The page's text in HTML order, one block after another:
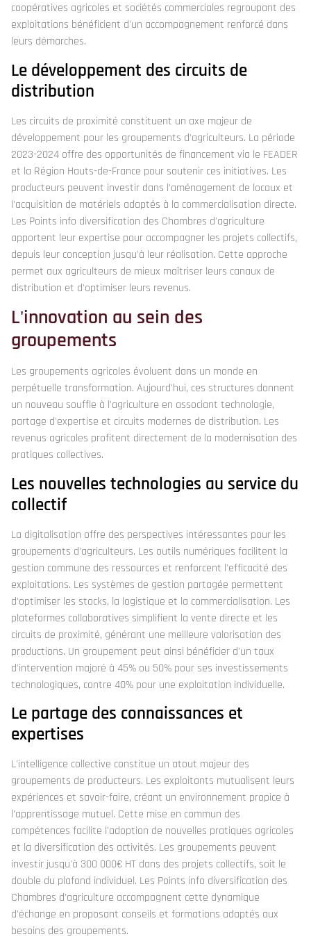
coopératives agricoles et sociétés commerciales regroupant des
exploitations bénéficient d'un accompagnement renforcé dans
leurs démarches.
Le développement des circuits de
distribution
Les circuits de proximité constituent un axe majeur de
développement pour les groupements d'agriculteurs. La période
2023-2024 offre des opportunités de financement via le FEADER
et la Région Hauts-de-France pour soutenir ces initiatives. Les
producteurs peuvent investir dans l'aménagement de locaux et
l'acquisition de matériels adaptés à la commercialisation directe.
Les Points info diversification des Chambres d'agriculture
apportent leur expertise pour accompagner les projets collectifs,
depuis leur conception jusqu'à leur réalisation. Cette approche
permet aux agriculteurs de mieux maîtriser leurs canaux de
distribution et d'optimiser leurs revenus.
L'innovation au sein des
groupements
Les groupements agricoles évoluent dans un monde en
perpétuelle transformation. Aujourd'hui, ces structures donnent
un nouveau souffle à l'agriculture en associant technologie,
partage d'expertise et circuits modernes de distribution. Les
revenus agricoles profitent directement de la modernisation des
pratiques collectives.
Les nouvelles technologies au service du
collectif
La digitalisation offre des perspectives intéressantes pour les
groupements d'agriculteurs. Les outils numériques facilitent la
gestion commune des ressources et renforcent l'efficacité des
exploitations. Les systèmes de gestion partagée permettent
d'optimiser les stocks, la logistique et la commercialisation. Les
plateformes collaboratives simplifient la vente directe et les
circuits de proximité, générant une meilleure valorisation des
productions. Un groupement peut ainsi bénéficier d'un taux
d'intervention majoré à 45% ou 50% pour ses investissements
technologiques, contre 40% pour une exploitation individuelle.
Le partage des connaissances et
expertises
L'intelligence collective constitue un atout majeur des
groupements de producteurs. Les exploitants mutualisent leurs
expériences et savoir-faire, créant un environnement propice à
l'apprentissage mutuel. Cette mise en commun des
compétences facilite l'adoption de nouvelles pratiques agricoles
et la diversification des activités. Les groupements peuvent
investir jusqu'à 300 000€ HT dans des projets collectifs, soit le
double du plafond individuel. Les Points info diversification des
Chambres d'agriculture accompagnent cette dynamique
d'échange en proposant conseils et formations adaptés aux
besoins des groupements.